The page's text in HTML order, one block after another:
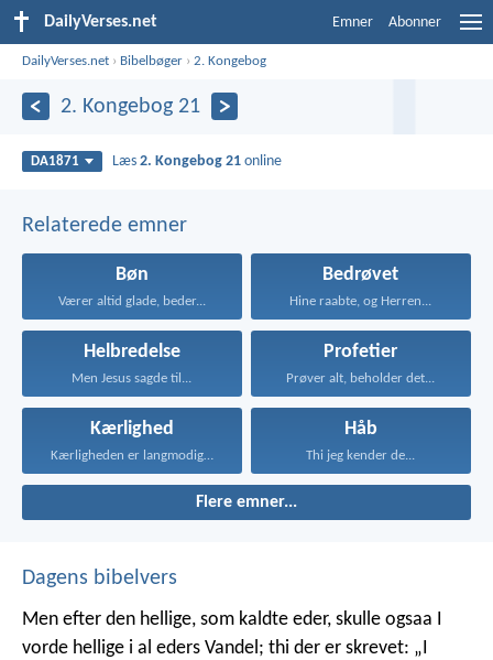
DailyVerses.net Emner Abonner
DailyVerses.net › Bibelbøger ›2. Kongebog
2. Kongebog 21
DA1871 Læs2. Kongebog 21 online
Relaterede emner
Bøn
Værer altid glade, beder...
Bedrøvet
Hine raabte, og Herren...
Helbredelse
Men Jesus sagde til...
Profetier
Prøver alt, beholder det...
Kærlighed
Kærligheden er langmodig, er...
Håb
Thi jeg kender de...
Flere emner...
Dagens bibelvers
Men efter den hellige, som kaldte eder, skulle ogsaa I
vorde hellige i al eders Vandel; thi der er skrevet: „I